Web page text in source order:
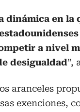
dinámica en la
a nivel
desigualdad”,
aranceles
exenciones,